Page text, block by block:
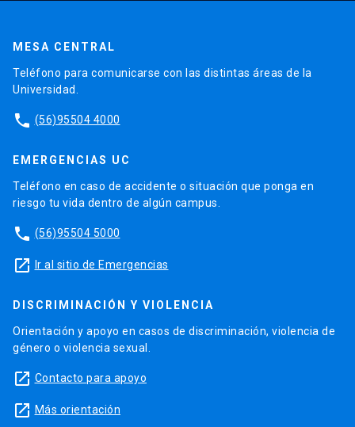
MESA CENTRAL
Teléfono para comunicarse con las distintas áreas de la
Universidad.
phone (56)95504 4000
EMERGENCIAS UC
Teléfono en caso de accidente o situación que ponga en
riesgo tu vida dentro de algún campus.
phone (56)95504 5000
launch Ir al sitio de Emergencias
DISCRIMINACIÓN Y VIOLENCIA
Orientación y apoyo en casos de discriminación, violencia de
género o violencia sexual.
launch Contacto para apoyo
launch Más orientación